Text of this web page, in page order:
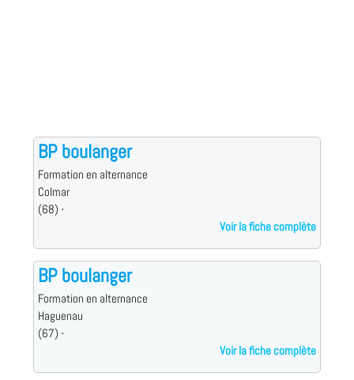
BP boulanger
Formation en alternance
Colmar
(68) -
Voir la fiche complète
BP boulanger
Formation en alternance
Haguenau
(67) -
Voir la fiche complète